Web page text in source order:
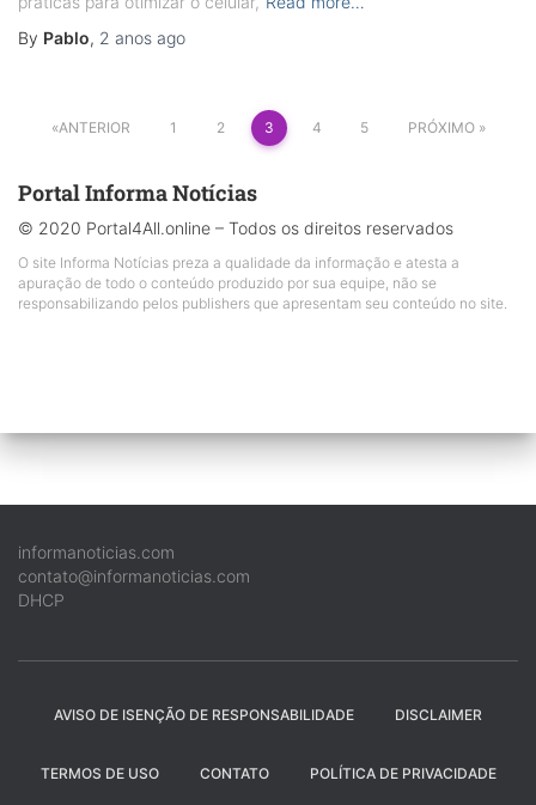
By Pablo, 2 anos ago
Paginação
posts
ANTERIOR 1 2 3 4 5 PRÓXIMO
Portal Informa Notícias
© 2020 Portal4All.online – Todos os direitos reservados
O site Informa Notícias preza a qualidade da informação e atesta a
apuração de todo o conteúdo produzido por sua equipe, não se
responsabilizando pelos publishers que apresentam seu conteúdo no site.
informanoticias.com
contato@informanoticias.com
DHCP
AVISO DE ISENÇÃO DE RESPONSABILIDADE DISCLAIMER
TERMOS DE USO CONTATO POLÍTICA DE PRIVACIDADE